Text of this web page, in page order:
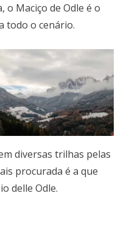
o Maciço de Odle é o
todo o cenário.
diversas trilhas pelas
procurada é a que
delle Odle.